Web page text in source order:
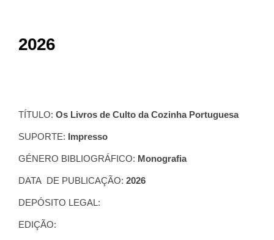
2026
TÍTULO: Os Livros de Culto da Cozinha Portuguesa
SUPORTE: Impresso
GÉNERO BIBLIOGRÁFICO: Monografia
DATA DE PUBLICAÇÃO: 2026
DEPÓSITO LEGAL:
EDIÇÃO: